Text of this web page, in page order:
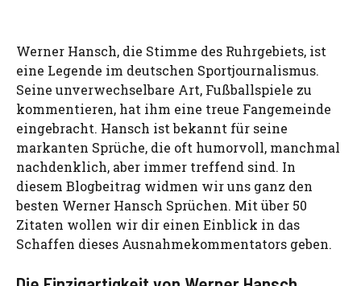
Werner Hansch, die Stimme des Ruhrgebiets, ist
eine Legende im deutschen Sportjournalismus.
Seine unverwechselbare Art, Fußballspiele zu
kommentieren, hat ihm eine treue Fangemeinde
eingebracht. Hansch ist bekannt für seine
markanten Sprüche, die oft humorvoll, manchmal
nachdenklich, aber immer treffend sind. In
diesem Blogbeitrag widmen wir uns ganz den
besten Werner Hansch Sprüchen. Mit über 50
Zitaten wollen wir dir einen Einblick in das
Schaffen dieses Ausnahmekommentators geben.